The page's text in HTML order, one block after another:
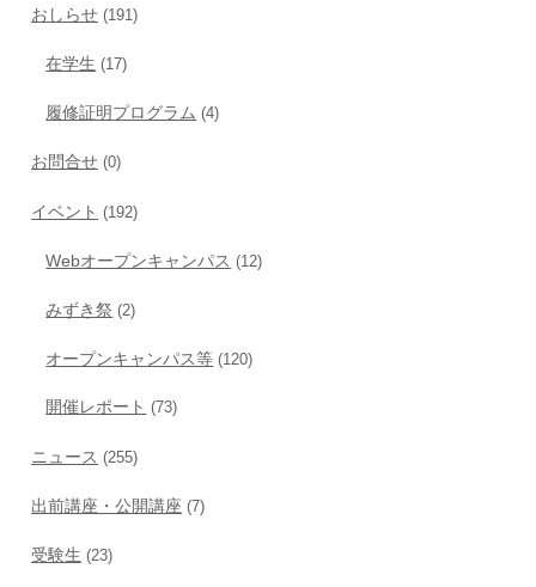
おしらせ (191)
在学生 (17)
履修証明プログラム (4)
お問合せ (0)
イベント (192)
Webオープンキャンパス (12)
みずき祭 (2)
オープンキャンパス等 (120)
開催レポート (73)
ニュース (255)
出前講座・公開講座 (7)
受験生 (23)